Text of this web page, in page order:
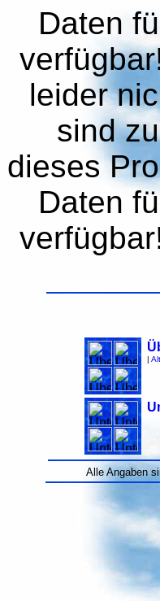
Daten
leider
sind
dieses
Daten
|
Alle Angaben